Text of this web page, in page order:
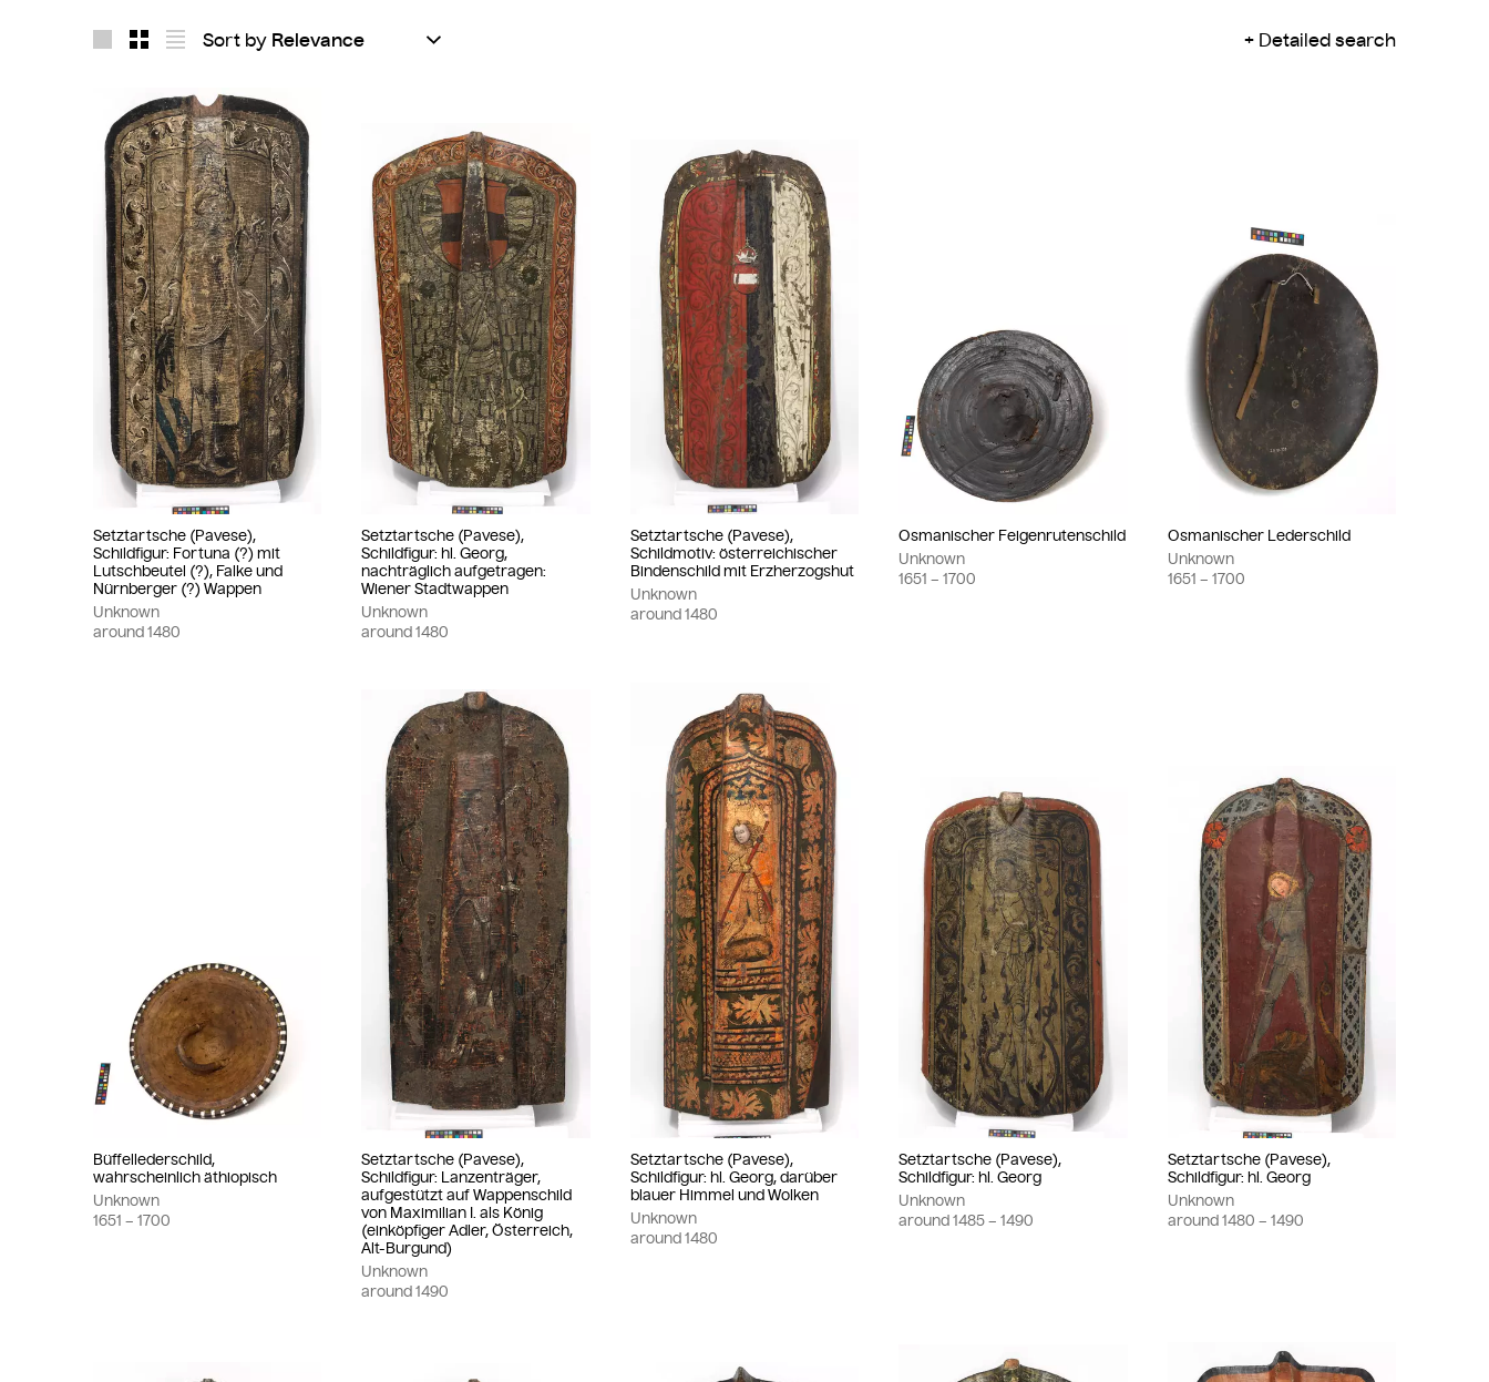
Layout 1Layout 2Layout 3
Sort by Detailed search
Setztartsche (Pavese),
Schildfigur: Fortuna (?) mit
Lutschbeutel (?), Falke und
Nürnberger (?) Wappen
Unknown
around1480
Setztartsche (Pavese),
Schildfigur: hl. Georg,
nachträglich aufgetragen:
Wiener Stadtwappen
Unknown
around1480
Setztartsche (Pavese),
Schildmotiv: österreichischer
Bindenschild mit Erzherzogshut
Unknown
around1480
Osmanischer Feigenrutenschild
Unknown
1651 – 1700
Osmanischer Lederschild
Unknown
1651 – 1700
Büffellederschild,
wahrscheinlich äthiopisch
Unknown
1651 – 1700
Setztartsche (Pavese),
Schildfigur: Lanzenträger,
aufgestützt auf Wappenschild
von Maximilian I. als König
(einköpfiger Adler, Österreich,
Alt-Burgund)
Unknown
around1490
Setztartsche (Pavese),
Schildfigur: hl. Georg, darüber
blauer Himmel und Wolken
Unknown
around1480
Setztartsche (Pavese),
Schildfigur: hl. Georg
Unknown
around1485– 1490
Setztartsche (Pavese),
Schildfigur: hl. Georg
Unknown
around1480 – 1490